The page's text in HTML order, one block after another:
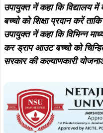
उपायुक्त नें कहा कि विद्यालय
बच्चो को शिक्षा प्रदान करें
उपायुक्त नें कहा कि विभिन्न
कर ड्राप आउट बच्चो को
सरकार की कल्याणकारी